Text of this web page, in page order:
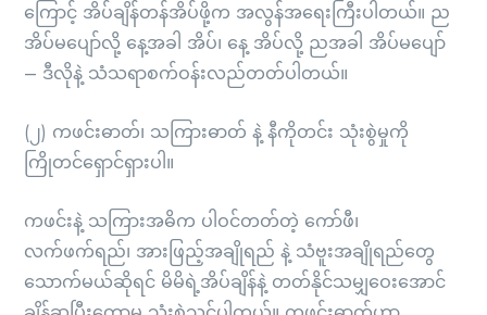
ကြောင့် အိပ်ချိန်တန်အိပ်ဖို့က အလွန်အရေးကြီးပါတယ်။ ည
အိပ်မပျော်လို့ နေ့အခါ အိပ်၊ နေ့ အိပ်လို့ ညအခါ အိပ်မပျော်
– ဒီလိုနဲ့ သံသရာစက်ဝန်းလည်တတ်ပါတယ်။
(၂) ကဖင်းဓာတ်၊ သကြားဓာတ် နဲ့ နီကိုတင်း သုံးစွဲမှုကို
ကြိုတင်ရှောင်ရှားပါ။
ကဖင်းနဲ့ သကြားအဓိက ပါဝင်တတ်တဲ့ ကော်ဖီ၊
လက်ဖက်ရည်၊ အားဖြည့်အချိုရည် နဲ့ သံဗူးအချိုရည်တွေ
သောက်မယ်ဆိုရင် မိမိရဲ့အိပ်ချိန်နဲ့ တတ်နိုင်သမျှဝေးအောင်